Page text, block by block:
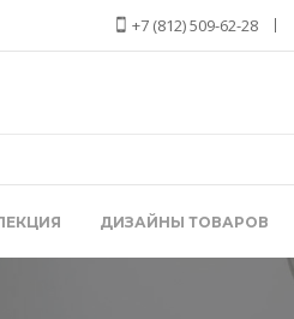
+7 (812) 509-62-28
ДИЗАЙНЫ ТОВАРОВ